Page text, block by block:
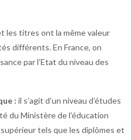
les titres ont la même valeur
différents. En France, on
par l’Etat du niveau des
: il s’agit d’un niveau d’études
du Ministère de l’éducation
tels que les diplômes et